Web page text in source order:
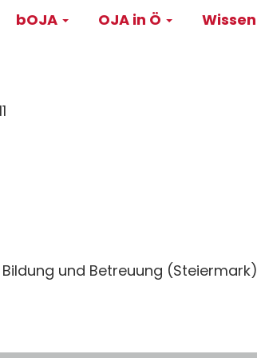
Main
bOJA OJA in Ö Wissen
Bildung und Betreuung (Steiermark)